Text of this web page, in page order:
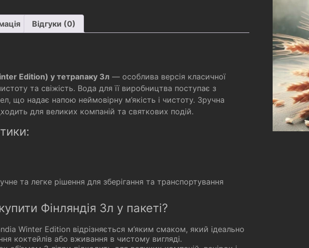
Відгуки (0)
Edition) у тетрапаку 3л — особлива версія класичної
та свіжість. Вода для її виробництва поступає з
що надає напою неймовірну м’якість і чистоту. Зручна
для великих компаній та святкових подій.
та легке рішення для зберігання та транспортування
Фінляндія 3л у пакеті?
Winter Edition відрізняється м’яким смаком, який ідеально
коктейлів або вживання в чистому вигляді.